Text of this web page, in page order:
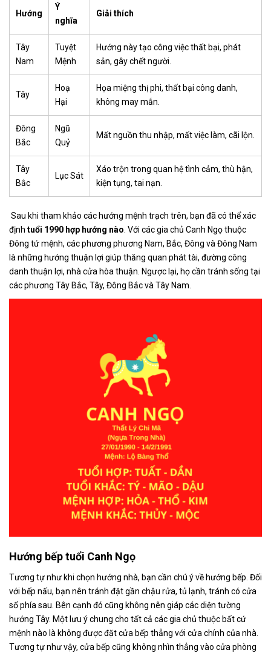
Hướng
Ý
nghĩa
Giải thích
Tây
Nam
Tuyệt
Mệnh
Hướng này tạo công việc thất bại, phát
sản, gây chết người.
Tây
Hoạ
Hại
Họa miệng thị phi, thất bại công danh,
không may mắn.
Đông
Bắc
Ngũ
Quỷ
Mất nguồn thu nhập, mất việc làm, cãi lộn.
Tây
Bắc
Lục Sát
Xáo trộn trong quan hệ tình cảm, thù hận,
kiện tụng, tai nạn.
Sau khi tham khảo các hướng mệnh trạch trên, bạn đã có thể xác
định tuổi 1990 hợp hướng nào Với các gia chủ Canh Ngọ thuộc
Đông tứ mệnh, các phương phương Nam, Bắc, Đông và Đông Nam
là những hướng thuận lợi giúp thăng quan phát tài, đường công
danh thuận lợi, nhà cửa hòa thuận. Ngược lại, họ cần tránh sống tại
các phương Tây Bắc, Tây, Đông Bắc và Tây Nam.
Hướng bếp tuổi Canh Ngọ
Tương tự như khi chọn hướng nhà, bạn cần chú ý về hướng bếp. Đối
với bếp nấu, bạn nên tránh đặt gần chậu rửa, tủ lạnh, tránh có cửa
sổ phía sau. Bên cạnh đó cũng không nên giáp các diện tường
hướng Tây. Một lưu ý chung cho tất cả các gia chủ thuộc bất cứ
mệnh nào là không được đặt cửa bếp thẳng với cửa chính của nhà.
Tương tự như vậy, cửa bếp cũng không nhìn thẳng vào cửa phòng